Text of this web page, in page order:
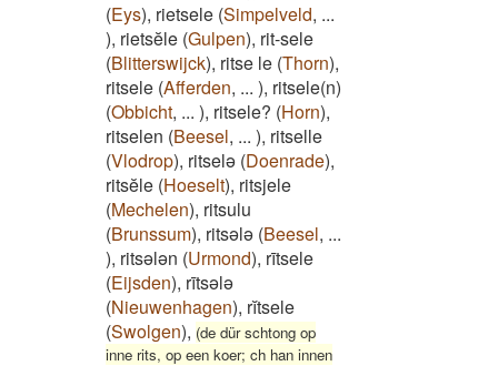
(Eys), rietsele (Simpelveld, ...
), rietsĕle (Gulpen), rit-sele
(Blitterswijck), ritse le (Thorn),
ritsele (Afferden, ... ), ritsele(n)
(Obbicht, ... ), ritsele? (Horn),
ritselen (Beesel, ... ), ritselle
(Vlodrop), ritselə (Doenrade),
ritsĕle (Hoeselt), ritsjele
(Mechelen), ritsulu
(Brunssum), ritsələ (Beesel, ...
), ritsələn (Urmond), rītsele
(Eijsden), rītsələ
(Nieuwenhagen), rĭtsele
(Swolgen), (de dür schtong op
inne rits, op een koer; ch han innen